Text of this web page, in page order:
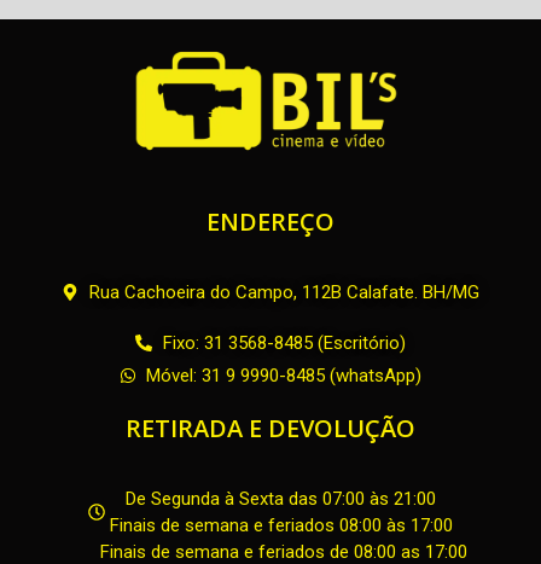
ENDEREÇO
Rua Cachoeira do Campo, 112B Calafate. BH/MG
Fixo: 31 3568-8485 (Escritório)
Móvel: 31 9 9990-8485 (whatsApp)
RETIRADA E DEVOLUÇÃO
De Segunda à Sexta das 07:00 às 21:00
Finais de semana e feriados 08:00 às 17:00
Finais de semana e feriados de 08:00 as 17:00